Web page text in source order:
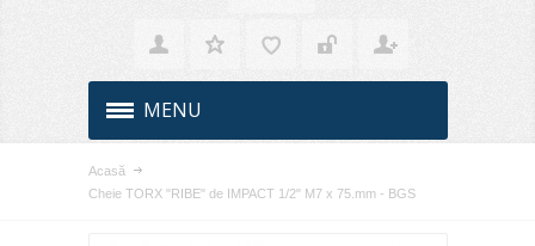
MENU
Acasă
Cheie TORX "RIBE" de IMPACT 1/2" M7 x 75.mm - BGS